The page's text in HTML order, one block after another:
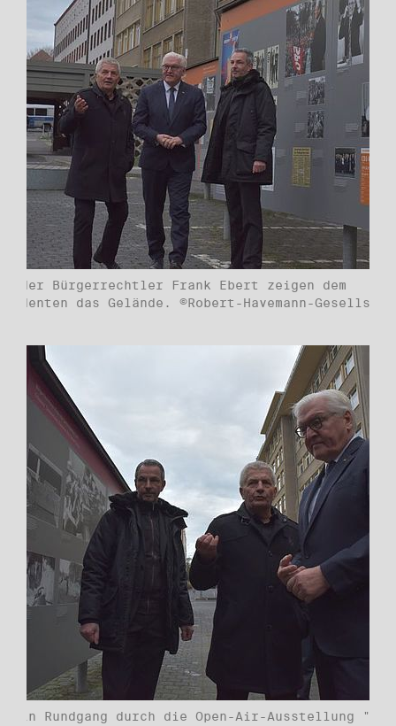
der Bürgerrechtler Frank Ebert zeigen dem
das Gelände. ©Robert-Havemann-
ein Rundgang durch die Open-Air-Ausstellung